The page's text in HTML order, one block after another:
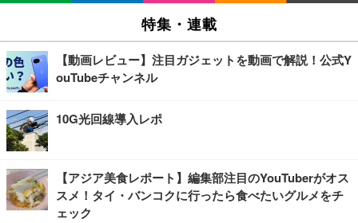
特集・連載
【動画レビュー】注目ガジェットを動画で解説！公式Y
ouTubeチャンネル
10G光回線導入レポ
【アジア美食レポート】編集部注目のYouTuberがオス
スメ！タイ・バンコクに行ったら食べたいグルメをチ
ェック